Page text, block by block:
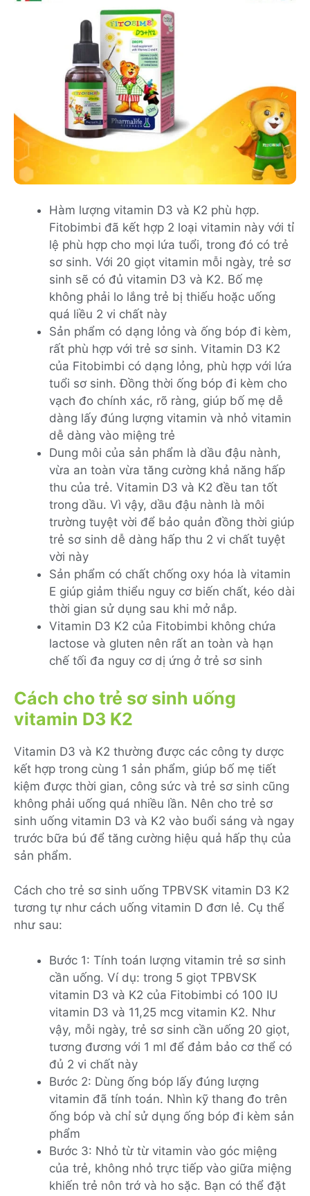
Hàm lượng vitamin D3 và K2 phù hợp.
Fitobimbi đã kết hợp 2 loại vitamin này với tỉ
lệ phù hợp cho mọi lứa tuổi, trong đó có trẻ
sơ sinh. Với 20 giọt vitamin mỗi ngày, trẻ sơ
sinh sẽ có đủ vitamin D3 và K2. Bố mẹ
không phải lo lắng trẻ bị thiếu hoặc uống
quá liều 2 vi chất này
Sản phẩm có dạng lỏng và ống bóp đi kèm,
rất phù hợp với trẻ sơ sinh. Vitamin D3 K2
của Fitobimbi có dạng lỏng, phù hợp với lứa
tuổi sơ sinh. Đồng thời ống bóp đi kèm cho
vạch đo chính xác, rõ ràng, giúp bố mẹ dễ
dàng lấy đúng lượng vitamin và nhỏ vitamin
dễ dàng vào miệng trẻ
Dung môi của sản phẩm là dầu đậu nành,
vừa an toàn vừa tăng cường khả năng hấp
thu của trẻ. Vitamin D3 và K2 đều tan tốt
trong dầu. Vì vậy, dầu đậu nành là môi
trường tuyệt vời để bảo quản đồng thời giúp
trẻ sơ sinh dễ dàng hấp thu 2 vi chất tuyệt
vời này
Sản phẩm có chất chống oxy hóa là vitamin
E giúp giảm thiểu nguy cơ biến chất, kéo dài
thời gian sử dụng sau khi mở nắp.
Vitamin D3 K2 của Fitobimbi không chứa
lactose và gluten nên rất an toàn và hạn
chế tối đa nguy cơ dị ứng ở trẻ sơ sinh
Cách cho trẻ sơ sinh uống
vitamin D3 K2
Vitamin D3 và K2 thường được các công ty dược
kết hợp trong cùng 1 sản phẩm, giúp bố mẹ tiết
kiệm được thời gian, công sức và trẻ sơ sinh cũng
không phải uống quá nhiều lần. Nên cho trẻ sơ
sinh uống vitamin D3 và K2 vào buổi sáng và ngay
trước bữa bú để tăng cường hiệu quả hấp thụ của
sản phẩm.
Cách cho trẻ sơ sinh uống TPBVSK vitamin D3 K2
tương tự như cách uống vitamin D đơn lẻ. Cụ thể
như sau:
Bước 1: Tính toán lượng vitamin trẻ sơ sinh
cần uống. Ví dụ: trong 5 giọt TPBVSK
vitamin D3 và K2 của Fitobimbi có 100 IU
vitamin D3 và 11,25 mcg vitamin K2. Như
vậy, mỗi ngày, trẻ sơ sinh cần uống 20 giọt,
tương đương với 1 ml để đảm bảo cơ thể có
đủ 2 vi chất này
Bước 2: Dùng ống bóp lấy đúng lượng
vitamin đã tính toán. Nhìn kỹ thang đo trên
ống bóp và chỉ sử dụng ống bóp đi kèm sản
phẩm
Bước 3: Nhỏ từ từ vitamin vào góc miệng
của trẻ, không nhỏ trực tiếp vào giữa miệng
khiến trẻ nôn trớ và ho sặc. Bạn có thể đặt